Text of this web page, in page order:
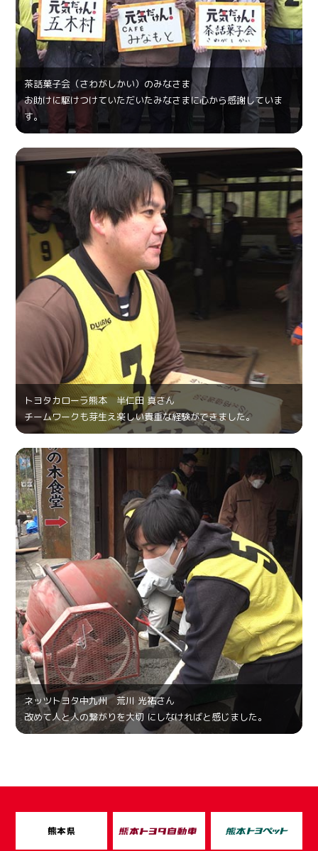
茶話菓⼦会（さわがしかい）のみなさま
お助けに駆けつけていただいたみなさまに心から感謝していま
す。
トヨタカローラ熊本 半仁田 真さん
チームワークも芽生え楽しい貴重な経験ができました。
ネッツトヨタ中九州 荒川 光祐さん
改めて人と人の繋がりを大切 にしなければと感じました。